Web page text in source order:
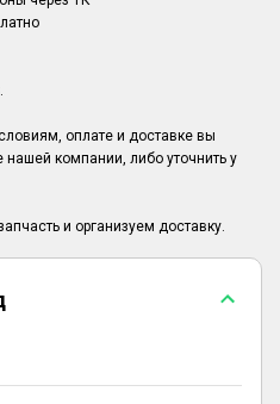
оплате и доставке вы
компании, либо уточнить у